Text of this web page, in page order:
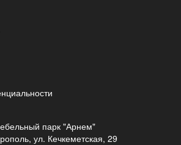
парк "Арнем"
ул. Кечкеметская, 29